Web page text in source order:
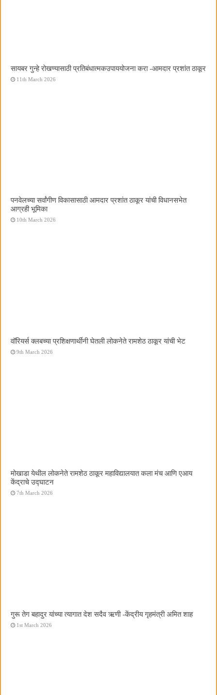
सायबर गुन्हे रोखण्यासाठी प्रतिबंधात्मकउपाययोजना करा -आमदार प्रशांत ठाकूर
11th March 2026
पनवेलच्या सर्वांगीण विकासासाठी आमदार प्रशांत ठाकूर यांची विधानसभेत
आग्रही भूमिका
10th March 2026
वॉरियर्स क्लबच्या प्रशिक्षणार्थींनी घेतली लोकनेते रामशेठ ठाकूर यांची भेट
9th March 2026
मोखाडा येथील लोकनेते रामशेठ ठाकूर महाविद्यालयात कला मंच आणि एआय
केंद्राचे उद्घाटन
7th March 2026
गुरू तेग बहादुर यांच्या त्यागात देश सदैव ऋणी -केंद्रीय गृहमंत्री अमित शाह
1st March 2026